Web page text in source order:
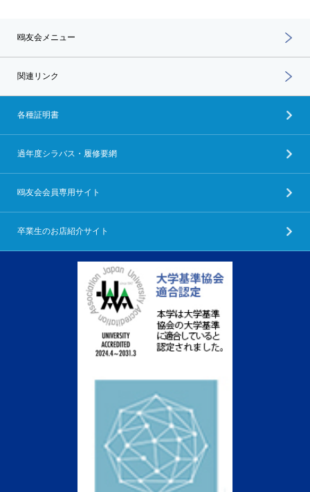
鴎友会メニュー
関連リンク
各種証明書
過年度シラバス・履修要網
鴎友会会員専用サイト
卒業生のお店紹介サイト